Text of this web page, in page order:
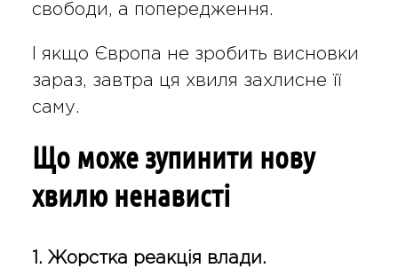
свободи, а попередження.
І якщо Європа не зробить висновки
зараз, завтра ця хвиля захлисне її
саму.
Що може зупинити нову
хвилю ненависті
1. Жорстка реакція влади.